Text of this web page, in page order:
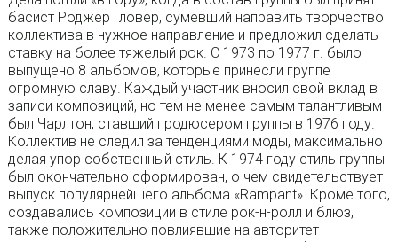
басист Роджер Гловер, сумевший направить творчество
коллектива в нужное направление и предложил сделать
ставку на более тяжелый рок. С 1973 по 1977 г. было
выпущено 8 альбомов, которые принесли группе
огромную славу. Каждый участник вносил свой вклад в
записи композиций, но тем не менее самым талантливым
был Чарлтон, ставший продюсером группы в 1976 году.
Коллектив не следил за тенденциями моды, максимально
делая упор собственный стиль. К 1974 году стиль группы
был окончательно сформирован, о чем свидетельствует
выпуск популярнейшего альбома «Rampant». Кроме того,
создавались композиции в стиле рок-н-ролл и блюз,
также положительно повлиявшие на авторитет